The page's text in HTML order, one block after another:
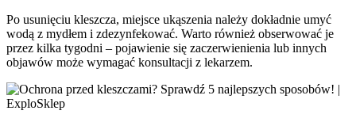
Po usunięciu kleszcza, miejsce ukąszenia należy dokładnie umyć
wodą z mydłem i zdezynfekować. Warto również obserwować je
przez kilka tygodni – pojawienie się zaczerwienienia lub innych
objawów może wymagać konsultacji z lekarzem.